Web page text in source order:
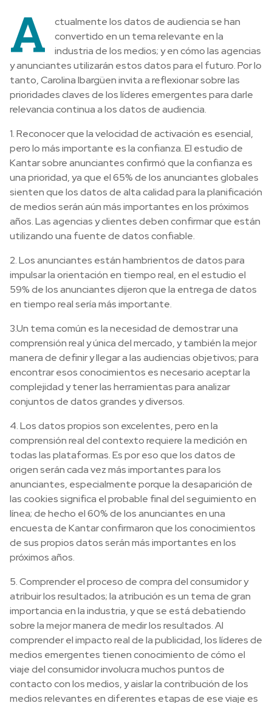
A
ctualmente los datos de audiencia se han
convertido en un tema relevante en la
industria de los medios; y en cómo las agencias
y anunciantes utilizarán estos datos para el futuro. Por lo
tanto, Carolina Ibargüen invita a reflexionar sobre las
prioridades claves de los líderes emergentes para darle
relevancia continua a los datos de audiencia.
1. Reconocer que la velocidad de activación es esencial,
pero lo más importante es la confianza. El estudio de
Kantar sobre anunciantes confirmó que la confianza es
una prioridad, ya que el 65% de los anunciantes globales
sienten que los datos de alta calidad para la planificación
de medios serán aún más importantes en los próximos
años. Las agencias y clientes deben confirmar que están
utilizando una fuente de datos confiable.
2. Los anunciantes están hambrientos de datos para
impulsar la orientación en tiempo real, en el estudio el
59% de los anunciantes dijeron que la entrega de datos
en tiempo real sería más importante.
3.Un tema común es la necesidad de demostrar una
comprensión real y única del mercado, y también la mejor
manera de definir y llegar a las audiencias objetivos; para
encontrar esos conocimientos es necesario aceptar la
complejidad y tener las herramientas para analizar
conjuntos de datos grandes y diversos.
4. Los datos propios son excelentes, pero en la
comprensión real del contexto requiere la medición en
todas las plataformas. Es por eso que los datos de
origen serán cada vez más importantes para los
anunciantes, especialmente porque la desaparición de
las cookies significa el probable final del seguimiento en
línea; de hecho el 60% de los anunciantes en una
encuesta de Kantar confirmaron que los conocimientos
de sus propios datos serán más importantes en los
próximos años.
5. Comprender el proceso de compra del consumidor y
atribuir los resultados; la atribución es un tema de gran
importancia en la industria, y que se está debatiendo
sobre la mejor manera de medir los resultados. Al
comprender el impacto real de la publicidad, los líderes de
medios emergentes tienen conocimiento de cómo el
viaje del consumidor involucra muchos puntos de
contacto con los medios, y aislar la contribución de los
medios relevantes en diferentes etapas de ese viaje es